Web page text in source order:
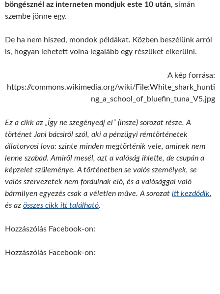
böngésznél az interneten mondjuk este 10 után, simán
szembe jönne egy.
De ha nem hiszed, mondok példákat. Közben beszélünk arról
is, hogyan lehetett volna legalább egy részüket elkerülni.
A kép forrása:
https://commons.wikimedia.org/wiki/File:White_shark_hunti
ng_a_school_of_bluefin_tuna_V5.jpg
Ez a cikk az „Így ne szegényedj el” (ínsze) sorozat része. A
történet Jani bácsiról szól, aki a pénzügyi rémtörténetek
állatorvosi lova: szinte minden megtörténik vele, aminek nem
lenne szabad. Amiről mesél, azt a valóság ihlette, de csupán a
képzelet szüleménye. A történetben se valós személyek, se
valós szervezetek nem fordulnak elő, és a valósággal való
bármilyen egyezés csak a véletlen műve. A sorozat itt kezdődik,
és az összes cikk itt található.
Hozzászólás Facebook-on:
Hozzászólás Facebook-on: